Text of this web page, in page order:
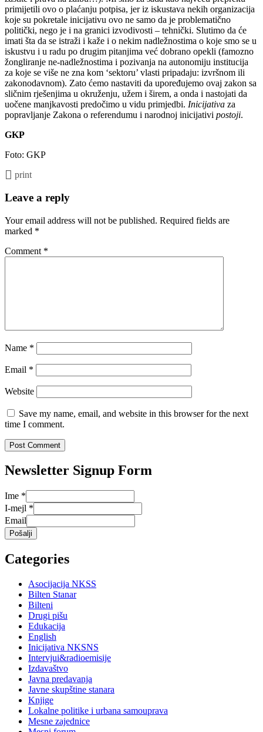
primijetili ovo o plaćanju potpisa, jer iz iskustava nekih organizacija
koje su pokretale inicijativu ovo ne samo da je problematično
politički, nego je i na granici izvodivosti – tehnički. Slutimo da će
imati šta da se istraži i kaže i o nekim nadležnostima o koje smo se u
iskustvu i u radu po drugim pitanjima već dobrano opekli (famozno
žongliranje ne-nadležnostima i pozivanja na autonomiju institucija
za koje se više ne zna kom ‘sektoru’ vlasti pripadaju: izvršnom ili
zakonodavnom). Zato ćemo nastaviti da upoređujemo ovaj zakon sa
sličnim rješenjima u okruženju, užem i širem, a onda i nastojati da
uočene manjkavosti predočimo u vidu primjedbi. Inicijativa za
popravljanje Zakona o referendumu i narodnoj inicijativi postoji.
GKP
Foto: GKP
print
Leave a reply
Your email address will not be published. Required fields are
marked *
Comment *
Name *
Email *
Website
Save my name, email, and website in this browser for the next
time I comment.
Newsletter Signup Form
Ime *
I-mejl *
Email
Pošalji
Categories
Asocijacija NKSS
Bilten Stanar
Bilteni
Drugi pišu
Edukacija
English
Inicijativa NKSNS
Intervjui&radioemisije
Izdavaštvo
Javna predavanja
Javne skupštine stanara
Knjige
Lokalne politike i urbana samouprava
Mesne zajednice